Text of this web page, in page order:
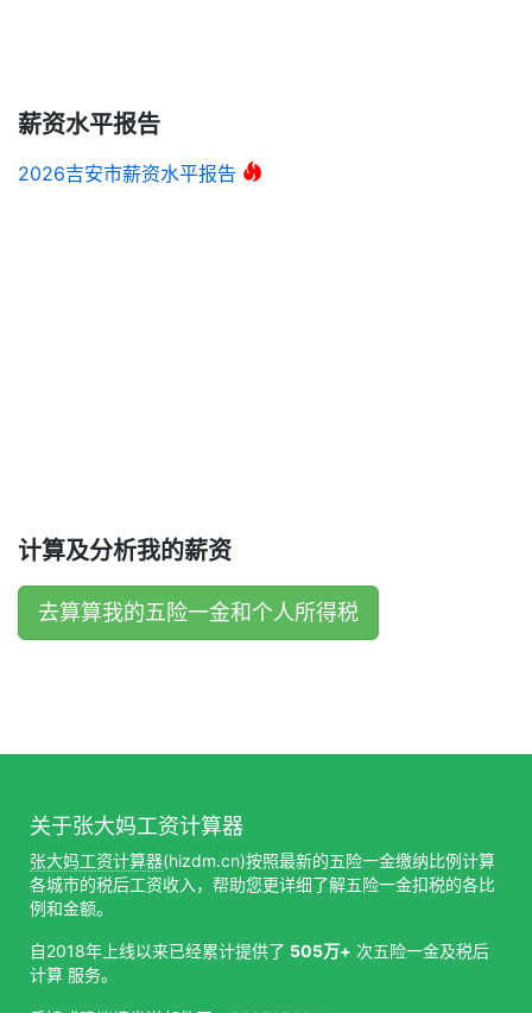
薪资水平报告
2026吉安市薪资水平报告
计算及分析我的薪资
去算算我的五险一金和个人所得税
关于张大妈工资计算器
张大妈工资计算器(hizdm.cn)按照最新的五险一金缴纳比例计算
各城市的税后工资收入，帮助您更详细了解五险一金扣税的各比
例和金额。
自2018年上线以来已经累计提供了 505万+ 次五险一金及税后
计算 服务。